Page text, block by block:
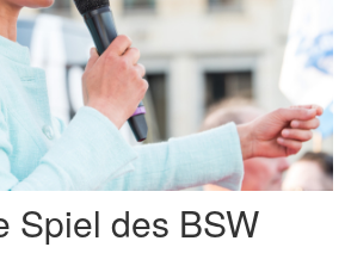
Spiel des BSW